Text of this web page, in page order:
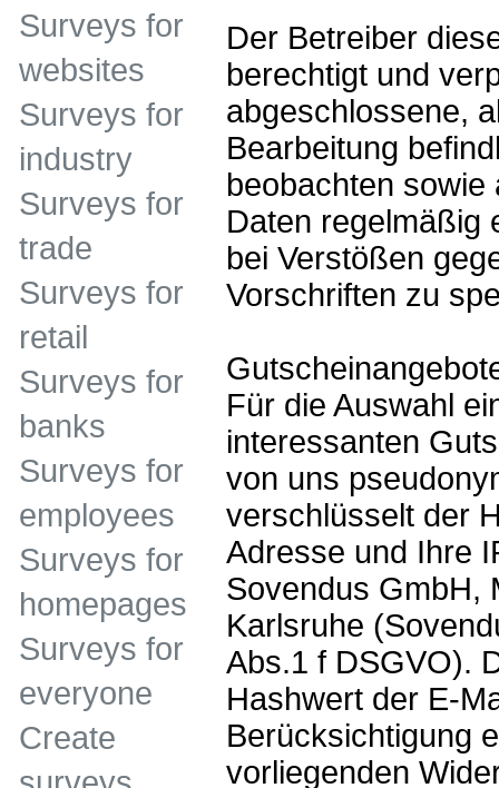
Der Betreiber
berechtigt und
abgeschlossene,
Bearbeitung
beobachten sowie
Daten regelmäßig
bei Verstößen
Vorschriften zu
Für die Auswahl
interessanten
von uns
verschlüsselt der
Adresse und Ihre
Sovendus GmbH,
Karlsruhe
Abs.1 f DSGVO).
Hashwert der E-
Berücksichtigung
vorliegenden
Surveys for
websites
Surveys for
industry
Surveys for
trade
Surveys for
retail
Surveys for
banks
Surveys for
employees
Surveys for
homepages
Surveys for
everyone
Create